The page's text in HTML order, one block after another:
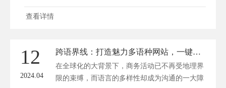
网站，不仅需要具备优秀的功能性和用户体验，
的线上家园。 一、网页设计：艺术与技术的完
美融合 1. 网页布...
查看详情
12
2024.04
跨语界线：打造魅力多语种网站，一键连通全球商桥
在全球化的大背景下，商务活动已不再受地理界
限的束缚，而语言的多样性却成为沟通的一大障